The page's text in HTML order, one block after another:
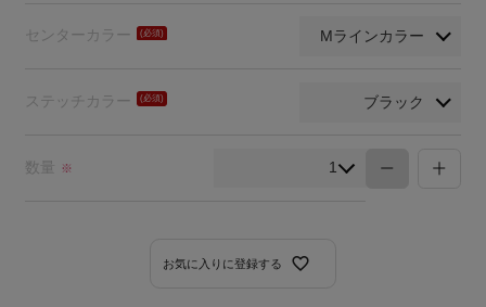
センターカラー
ステッチカラー
お気に入りに登録する
数量 ※